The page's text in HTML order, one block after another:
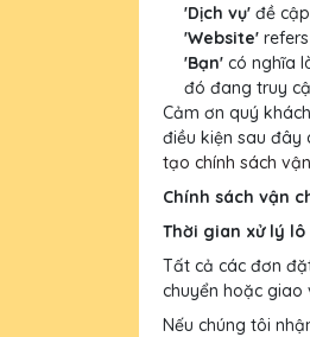
'Dịch vụ' đề
'Website'
'Bạn' có nghĩa
đó đang truy
Cảm ơn quý
điều kiện sau đây
tạo chính sách
Chính sách vận
Thời gian xử lý lô
Tất cả các đơn
chuyển hoặc giao
Nếu chúng tôi